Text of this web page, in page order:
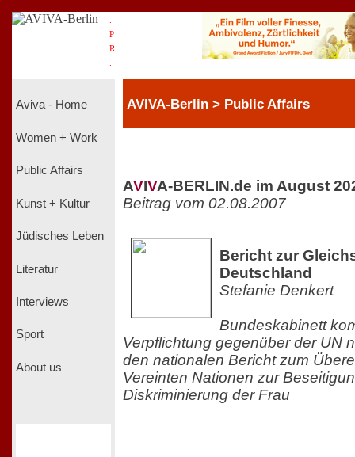
P
R
Aviva - Home
Women + Work
Public Affairs
Kunst + Kultur
Jüdisches Leben
Literatur
Interviews
Sport
About us
AVIVA-Berlin > Public Affairs
AVIVA-BERLIN.de im August
Beitrag vom 02.08.2007
Bericht zur
Deutschland
Stefanie Denkert
Bundeskabinett
Verpflichtung gegenüber der UN
den nationalen Bericht zum
Vereinten Nationen zur
Diskriminierung der Frau